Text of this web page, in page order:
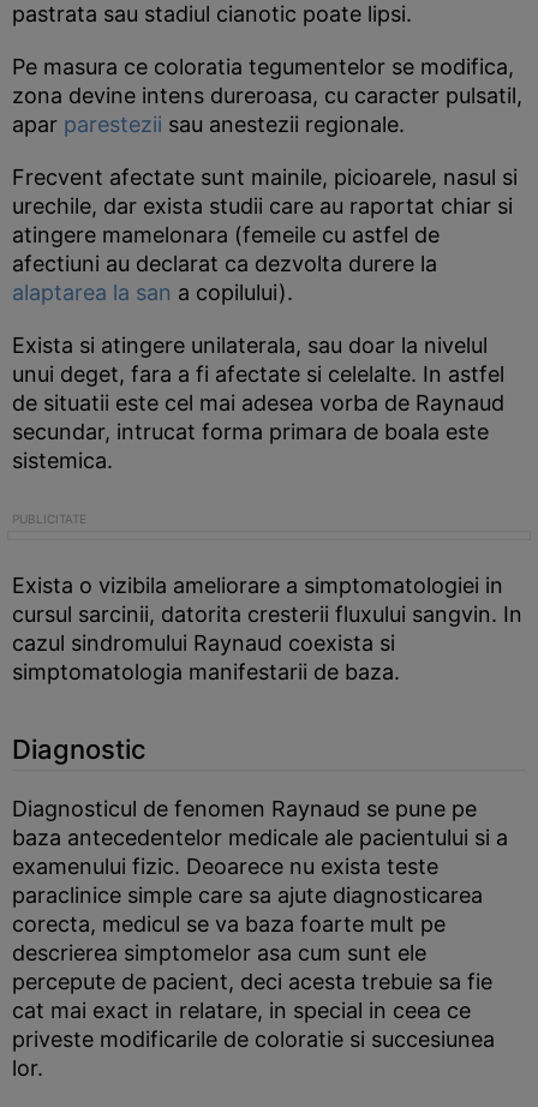
pastrata sau stadiul cianotic poate lipsi.
Pe masura ce coloratia tegumentelor se modifica,
zona devine intens dureroasa, cu caracter pulsatil,
apar parestezii sau anestezii regionale.
Frecvent afectate sunt mainile, picioarele, nasul si
urechile, dar exista studii care au raportat chiar si
atingere mamelonara (femeile cu astfel de
afectiuni au declarat ca dezvolta durere la
alaptarea la san a copilului).
Exista si atingere unilaterala, sau doar la nivelul
unui deget, fara a fi afectate si celelalte. In astfel
de situatii este cel mai adesea vorba de Raynaud
secundar, intrucat forma primara de boala este
sistemica.
Exista o vizibila ameliorare a simptomatologiei in
cursul sarcinii, datorita cresterii fluxului sangvin. In
cazul sindromului Raynaud coexista si
simptomatologia manifestarii de baza.
Diagnostic
Diagnosticul de fenomen Raynaud se pune pe
baza antecedentelor medicale ale pacientului si a
examenului fizic. Deoarece nu exista teste
paraclinice simple care sa ajute diagnosticarea
corecta, medicul se va baza foarte mult pe
descrierea simptomelor asa cum sunt ele
percepute de pacient, deci acesta trebuie sa fie
cat mai exact in relatare, in special in ceea ce
priveste modificarile de coloratie si succesiunea
lor.